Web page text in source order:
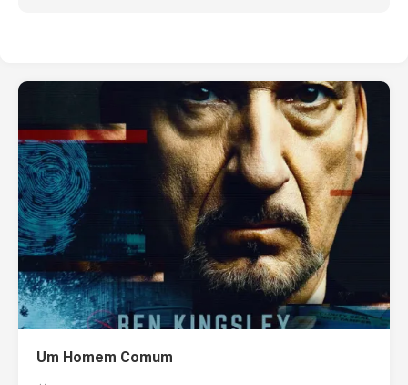
Um Homem Comum